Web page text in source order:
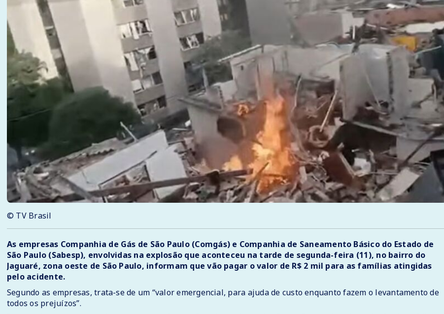
© TV Brasil
As empresas Companhia de Gás de São Paulo (Comgás) e Companhia de Saneamento Básico do Estado de
São Paulo (Sabesp), envolvidas na explosão que aconteceu na tarde de segunda-feira (11), no bairro do
Jaguaré, zona oeste de São Paulo, informam que vão pagar o valor de R$ 2 mil para as famílias atingidas
pelo acidente.
Segundo as empresas, trata-se de um “valor emergencial, para ajuda de custo enquanto fazem o levantamento de
todos os prejuízos”.